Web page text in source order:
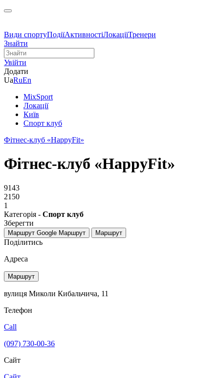
Види спортуПодіїАктивностіЛокаціїТренери
Знайти
Увійти
Додати
UaRuEn
MixSport
Локації
Київ
Спорт клуб
Фітнес-клуб «HappyFit»
Фітнес-клуб «HappyFit»
9143
2150
1
Категорія - Спорт клуб
Зберегти
Маршрут Google Маршрут Маршрут
Поділитись
Адреса
Маршрут
вулиця Миколи Кибальчича, 11
Телефон
Call
(097) 730-00-36
Сайт